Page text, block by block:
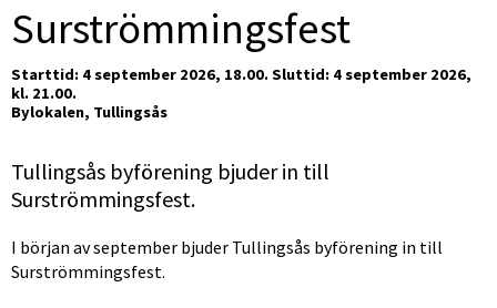
Surströmmingsfest
Starttid: 4 september 2026, 18.00. Sluttid: 4 september 2026,
kl. 21.00.
Bylokalen, Tullingsås
Tullingsås byförening bjuder in till
Surströmmingsfest.
I början av september bjuder Tullingsås byförening in till
Surströmmingsfest.